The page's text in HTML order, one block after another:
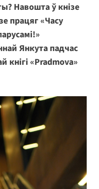
Навошта ў кнізе
працяг «Часу
Янкута падчас
кнігі «Pradmova»